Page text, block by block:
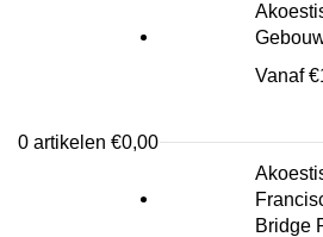
0 artikelen €0,00
Vanaf€
Bridge